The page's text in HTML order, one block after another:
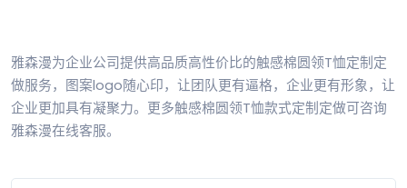
雅森漫为企业公司提供高品质高性价比的触感棉圆领T恤定制定
做服务，图案logo随心印，让团队更有逼格，企业更有形象，让
企业更加具有凝聚力。更多触感棉圆领T恤款式定制定做可咨询
雅森漫在线客服。